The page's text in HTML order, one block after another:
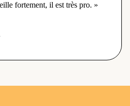
fortement, il est très pro. »